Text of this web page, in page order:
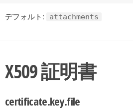
デフォルト: attachments
X509 証明書
certificate.key.file